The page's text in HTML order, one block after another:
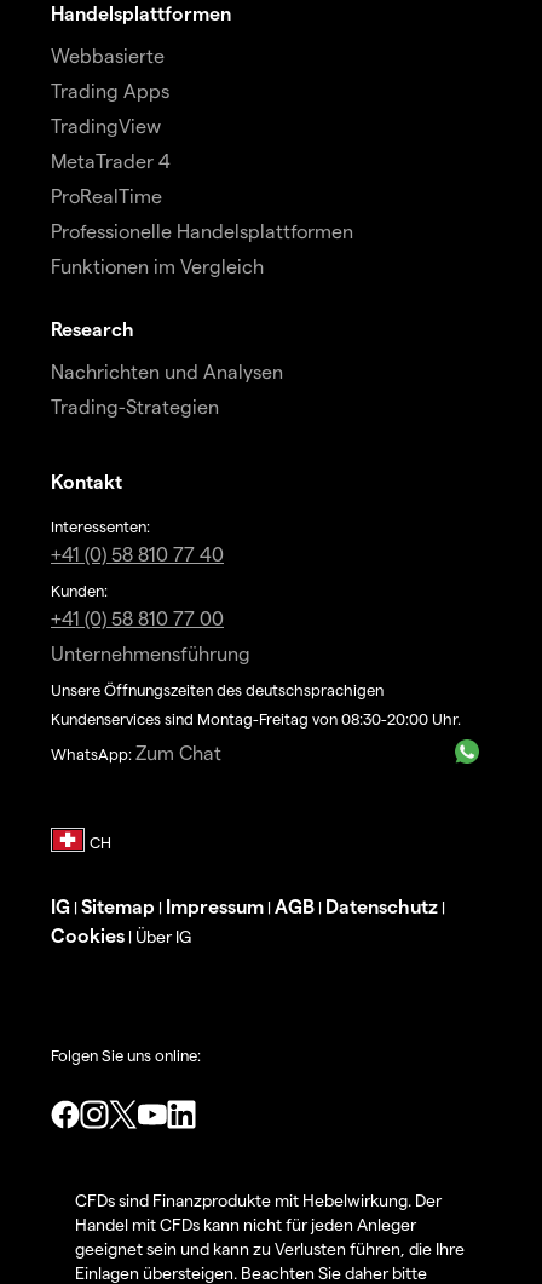
Handelsplattformen
Webbasierte
Trading Apps
TradingView
MetaTrader 4
ProRealTime
Professionelle Handelsplattformen
Funktionen im Vergleich
Research
Nachrichten und Analysen
Trading-Strategien
Kontakt
Interessenten:
+41 (0) 58 810 77 40
Kunden:
+41 (0) 58 810 77 00
Unternehmensführung
Unsere Öffnungszeiten des deutschsprachigen
Kundenservices sind Montag-Freitag von 08:30-20:00 Uhr.
WhatsApp: Zum Chat
IG | Sitemap | Impressum | AGB | Datenschutz |
Cookies | Über IG
Folgen Sie uns online:
CFDs sind Finanzprodukte mit Hebelwirkung. Der
Handel mit CFDs kann nicht für jeden Anleger
geeignet sein und kann zu Verlusten führen, die Ihre
Einlagen übersteigen. Beachten Sie daher bitte